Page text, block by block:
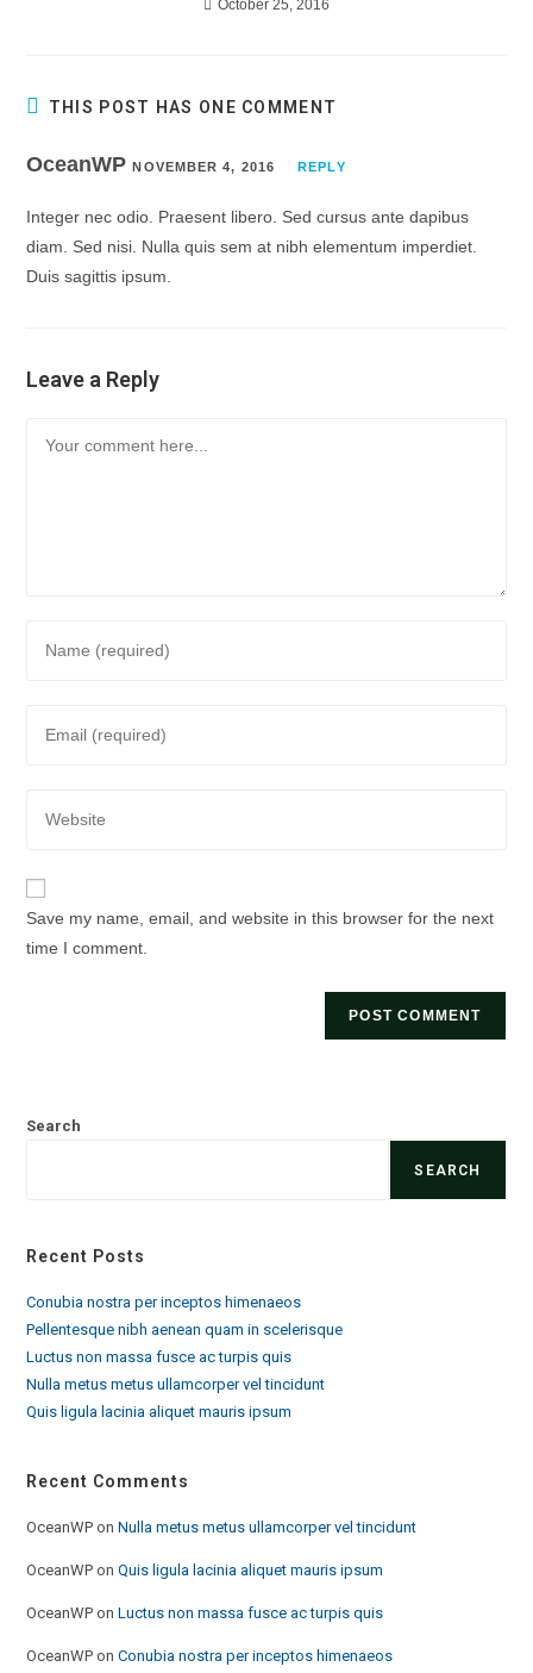
October 25, 2016
THIS POST HAS ONE COMMENT
OceanWPNOVEMBER 4, 2016 REPLY
Integer nec odio. Praesent libero. Sed cursus ante dapibus
diam. Sed nisi. Nulla quis sem at nibh elementum imperdiet.
Duis sagittis ipsum.
Leave a Reply
comment
(optional)
Save my name, email, and website in this browser for the next
time I comment.
Search
SEARCH
Recent Posts
Conubia nostra per inceptos himenaeos
Pellentesque nibh aenean quam in scelerisque
Luctus non massa fusce ac turpis quis
Nulla metus metus ullamcorper vel tincidunt
Quis ligula lacinia aliquet mauris ipsum
Recent Comments
OceanWP onNulla metus metus ullamcorper vel tincidunt
OceanWP onQuis ligula lacinia aliquet mauris ipsum
OceanWP onLuctus non massa fusce ac turpis quis
OceanWP onConubia nostra per inceptos himenaeos